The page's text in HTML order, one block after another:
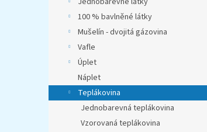
100 % bavlněné látky
Mušelín - dvojitá gázovina
Vafle
Úplet
Náplet
Teplákovina
Jednobarevná teplákovina
Vzorovaná teplákovina